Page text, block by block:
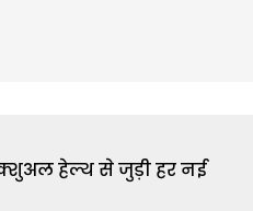
हेल्थ से जुड़ी हर नई